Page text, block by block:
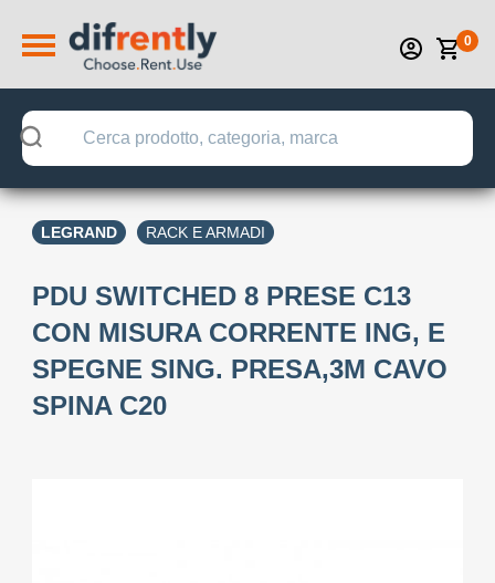
0
LEGRAND RACK E ARMADI
PDU SWITCHED 8 PRESE C13
CON MISURA CORRENTE ING, E
SPEGNE SING. PRESA,3M CAVO
SPINA C20